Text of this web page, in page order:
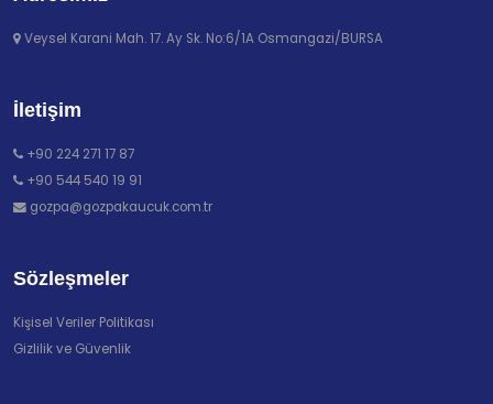
Veysel Karani Mah. 17. Ay Sk. No:6/1A Osmangazi/BURSA
İletişim
+90 224 271 17 87
+90 544 540 19 91
gozpa@gozpakaucuk.com.tr
Sözleşmeler
Kişisel Veriler Politikası
Gizlilik ve Güvenlik